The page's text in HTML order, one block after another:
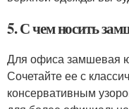
5. С чем носить
Для офиса замшевая
Сочетайте ее с
консервативным